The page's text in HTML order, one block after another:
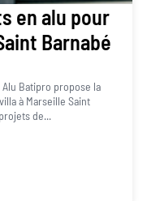
en alu pour
Barnabé
Batipro propose la
à Marseille Saint
de...